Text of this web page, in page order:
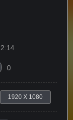
2:14
0
1920 X 1080